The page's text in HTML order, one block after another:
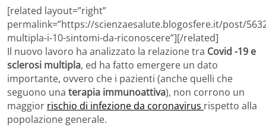
[related layout=”right”
permalink=”https://scienzaesalute.blogosfere.it/post/
multipla-i-10-sintomi-da-riconoscere”][/related]
Il nuovo lavoro ha analizzato la relazione tra Covid -19 e
sclerosi multipla, ed ha fatto emergere un dato
importante, ovvero che i pazienti (anche quelli che
seguono una terapia immunoattiva), non corrono un
maggior rischio di infezione da coronavirus rispetto alla
popolazione generale.